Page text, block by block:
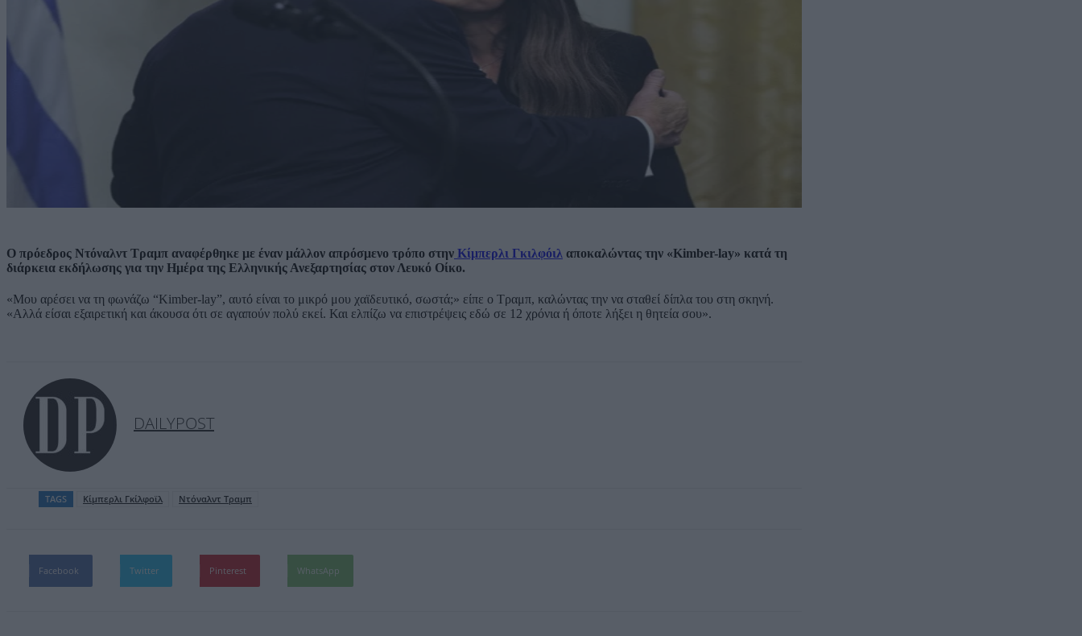
Ο πρόεδρος Ντόναλντ Τραμπ αναφέρθηκε με έναν μάλλον απρόσμενο τρόπο στην Κίμπερλι Γκιλφόιλ αποκαλώντας την «Kimber-lay» κατά τη
διάρκεια εκδήλωσης για την Ημέρα της Ελληνικής Ανεξαρτησίας στον Λευκό Οίκο.
«Μου αρέσει να τη φωνάζω “Kimber-lay”, αυτό είναι το μικρό μου χαϊδευτικό, σωστά;» είπε ο Τραμπ, καλώντας την να σταθεί δίπλα του στη σκηνή.
«Αλλά είσαι εξαιρετική και άκουσα ότι σε αγαπούν πολύ εκεί. Και ελπίζω να επιστρέψεις εδώ σε 12 χρόνια ή όποτε λήξει η θητεία σου».
DAILYPOST
TAGS Κίμπερλι Γκίλφοϊλ Ντόναλντ Τραμπ
Facebook Twitter Pinterest WhatsApp